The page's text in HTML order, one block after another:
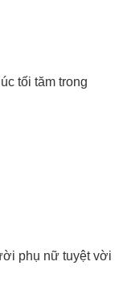
tối tăm trong
phụ nữ tuyệt vời